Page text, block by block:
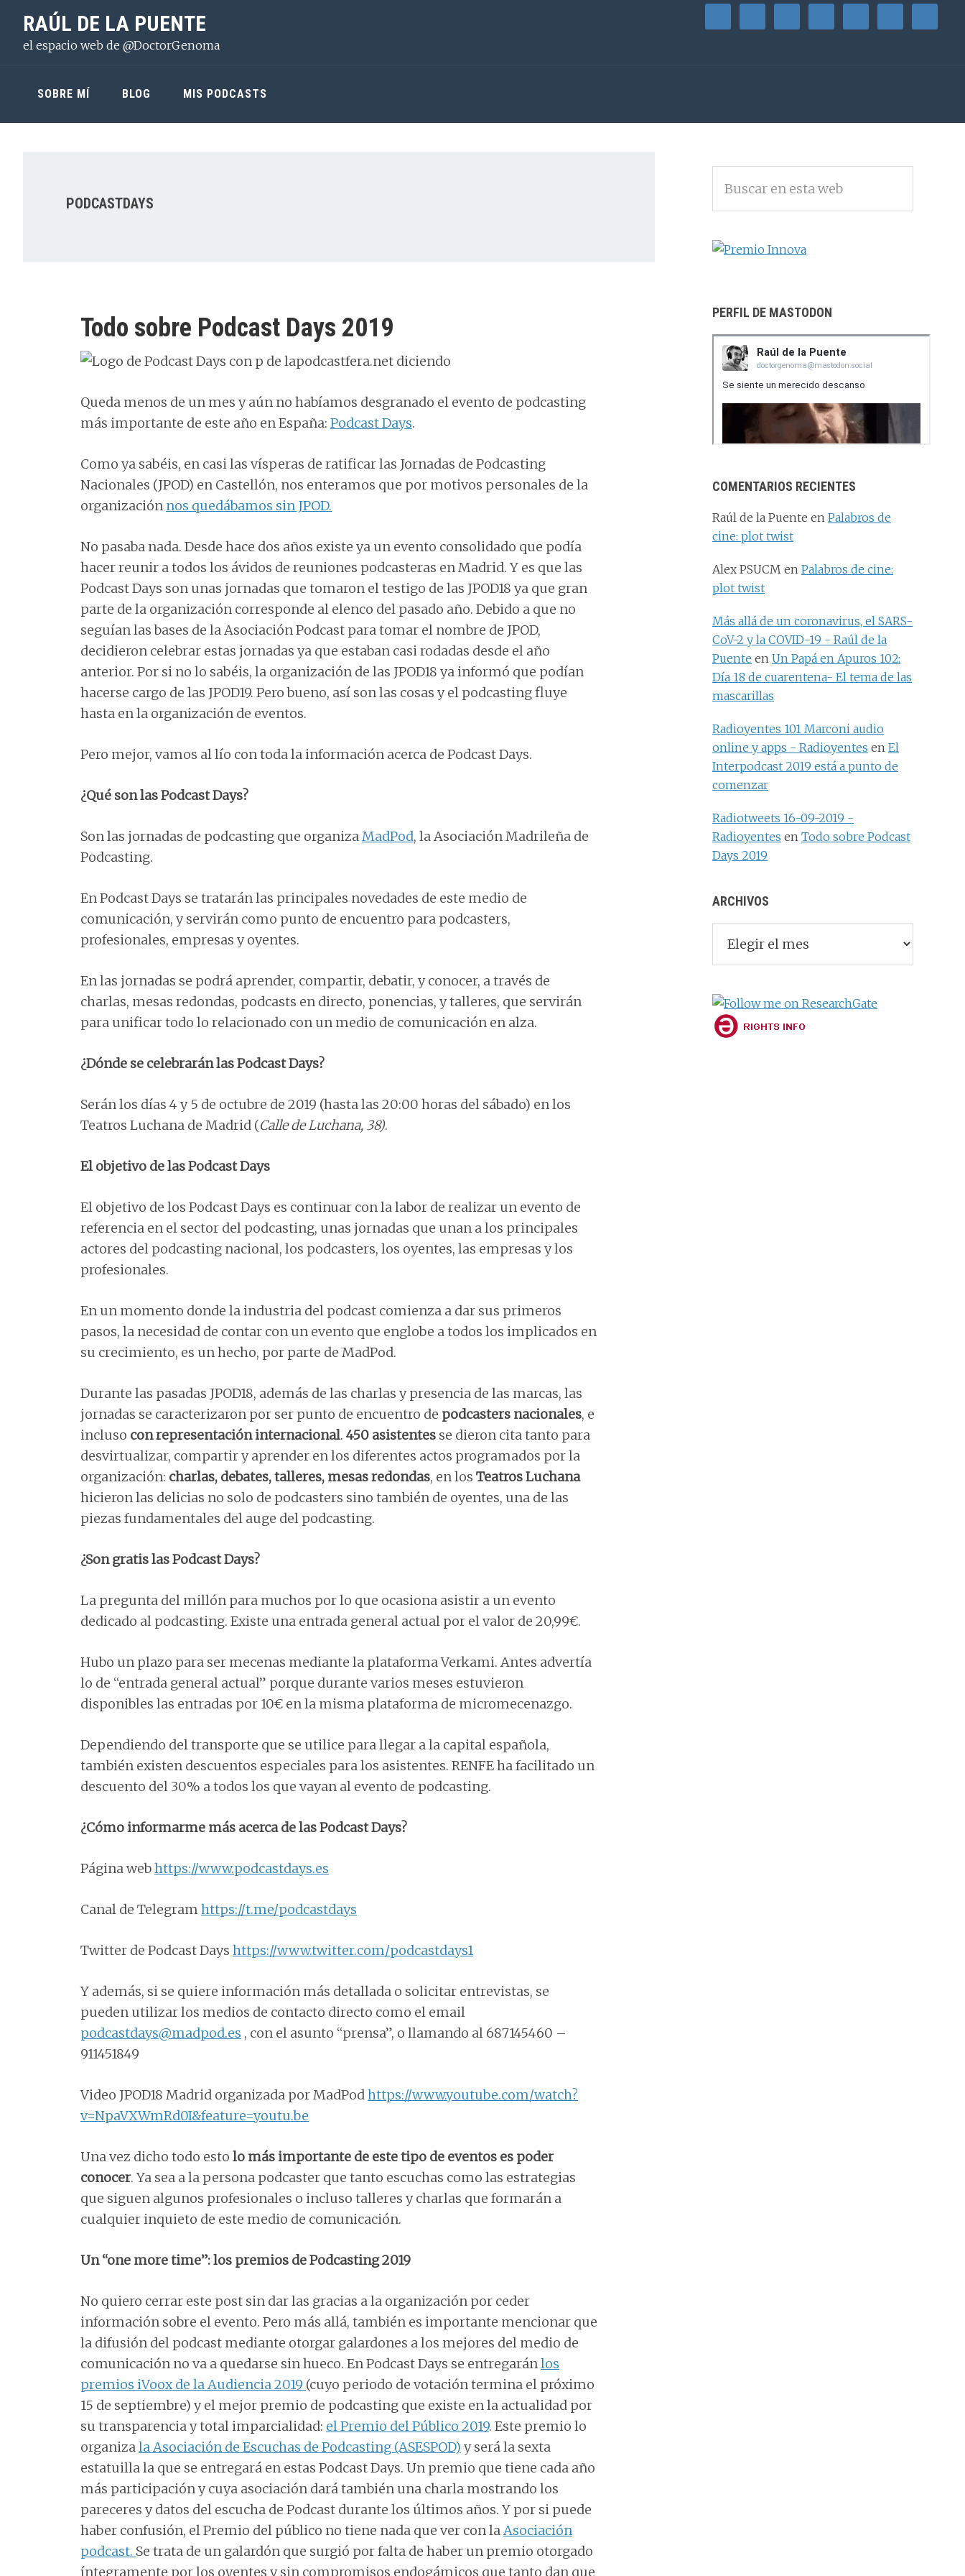
principal
contenido
lateral
RAÚL DE LA PUENTE
el espacio web de @DoctorGenoma
SOBRE MÍ BLOG MIS PODCASTS
PODCASTDAYS
Todo sobre Podcast Days 2019
Queda menos de un mes y aún no habíamos desgranado el evento de podcasting
más importante de este año en España: Podcast Days.
Como ya sabéis, en casi las vísperas de ratificar las Jornadas de Podcasting
Nacionales (JPOD) en Castellón, nos enteramos que por motivos personales de la
organización nos quedábamos sin JPOD.
No pasaba nada. Desde hace dos años existe ya un evento consolidado que podía
hacer reunir a todos los ávidos de reuniones podcasteras en Madrid. Y es que las
Podcast Days son unas jornadas que tomaron el testigo de las JPOD18 ya que gran
parte de la organización corresponde al elenco del pasado año. Debido a que no
seguían las bases de la Asociación Podcast para tomar el nombre de JPOD,
decidieron celebrar estas jornadas ya que estaban casi rodadas desde el año
anterior. Por si no lo sabéis, la organización de las JPOD18 ya informó que podían
hacerse cargo de las JPOD19. Pero bueno, así son las cosas y el podcasting fluye
hasta en la organización de eventos.
Pero mejor, vamos al lío con toda la información acerca de Podcast Days.
¿Qué son las Podcast Days?
Son las jornadas de podcasting que organizaMadPod, la Asociación Madrileña de
Podcasting.
En Podcast Days se tratarán las principales novedades de este medio de
comunicación, y servirán como punto de encuentro para podcasters,
profesionales, empresas y oyentes.
En las jornadas se podrá aprender, compartir, debatir, y conocer, a través de
charlas, mesas redondas, podcasts en directo, ponencias, y talleres, que servirán
para unificar todo lo relacionado con un medio de comunicación en alza.
¿Dónde se celebrarán las Podcast Days?
Serán los días 4 y 5 de octubre de 2019 (hasta las 20:00 horas del sábado) en los
Teatros Luchana de Madrid (Calle de Luchana, 38).
El objetivo de las Podcast Days
El objetivo de los Podcast Days es continuar con la labor de realizar un evento de
referencia en el sector del podcasting, unas jornadas que unan a los principales
actores del podcasting nacional, los podcasters, los oyentes, las empresas y los
profesionales.
En un momento donde la industria del podcast comienza a dar sus primeros
pasos, la necesidad de contar con un evento que englobe a todos los implicados en
su crecimiento, es un hecho, por parte de MadPod.
Durante las pasadas JPOD18, además de las charlas y presencia de las marcas, las
jornadas se caracterizaron por ser punto de encuentro de podcasters nacionales, e
incluso con representación internacional. 450 asistentes se dieron cita tanto para
desvirtualizar, compartir y aprender en los diferentes actos programados por la
organización: charlas, debates, talleres, mesas redondas, en los Teatros Luchana
hicieron las delicias no solo de podcasters sino también de oyentes, una de las
piezas fundamentales del auge del podcasting.
¿Son gratis las Podcast Days?
La pregunta del millón para muchos por lo que ocasiona asistir a un evento
dedicado al podcasting. Existe una entrada general actual por el valor de 20,99€.
Hubo un plazo para ser mecenas mediante la plataforma Verkami. Antes advertía
lo de “entrada general actual” porque durante varios meses estuvieron
disponibles las entradas por 10€ en la misma plataforma de micromecenazgo.
Dependiendo del transporte que se utilice para llegar a la capital española,
también existen descuentos especiales para los asistentes. RENFE ha facilitado un
descuento del 30% a todos los que vayan al evento de podcasting.
¿Cómo informarme más acerca de las Podcast Days?
Página webhttps://www.podcastdays.es
Canal de Telegram https://t.me/podcastdays
Twitter de Podcast Days https://www.twitter.com/podcastdays1
Y además, si se quiere información más detallada o solicitar entrevistas, se
pueden utilizar los medios de contacto directo como el email
podcastdays@madpod.es , con el asunto “prensa”, o llamando al 687145460 –
911451849
Video JPOD18 Madrid organizada por MadPodhttps://www.youtube.com/watch?
v=NpaVXWmRd0I&feature=youtu.be
Una vez dicho todo esto lo más importante de este tipo de eventos es poder
conocer. Ya sea a la persona podcaster que tanto escuchas como las estrategias
que siguen algunos profesionales o incluso talleres y charlas que formarán a
cualquier inquieto de este medio de comunicación.
Un “one more time”: los premios de Podcasting 2019
No quiero cerrar este post sin dar las gracias a la organización por ceder
información sobre el evento. Pero más allá, también es importante mencionar que
la difusión del podcast mediante otorgar galardones a los mejores del medio de
comunicación no va a quedarse sin hueco. En Podcast Days se entregaránlos
premios iVoox de la Audiencia 2019 (cuyo periodo de votación termina el próximo
15 de septiembre) y el mejor premio de podcasting que existe en la actualidad por
su transparencia y total imparcialidad: el Premio del Público 2019. Este premio lo
organizala Asociación de Escuchas de Podcasting (ASESPOD) y será la sexta
estatuilla la que se entregará en estas Podcast Days. Un premio que tiene cada año
más participación y cuya asociación dará también una charla mostrando los
pareceres y datos del escucha de Podcast durante los últimos años. Y por si puede
haber confusión, el Premio del público no tiene nada que ver con laAsociación
podcast. Se trata de un galardón que surgió por falta de haber un premio otorgado
íntegramente por los oyentes y sin compromisos endogámicos que tanto dan que
BARRA
LATERAL
PRINCIPAL
en
esta
PERFIL DE MASTODON
COMENTARIOS RECIENTES
Raúl de la Puente en Palabros de
cine: plot twist
Alex PSUCM en Palabros de cine:
plot twist
Más allá de un coronavirus, el SARS-
CoV-2 y la COVID-19 - Raúl de la
Puente en Un Papá en Apuros 102:
Día 18 de cuarentena- El tema de las
mascarillas
Radioyentes 101 Marconi audio
online y apps - Radioyentes en El
Interpodcast 2019 está a punto de
comenzar
Radiotweets 16-09-2019 -
Radioyentes en Todo sobre Podcast
Days 2019
ARCHIVOS